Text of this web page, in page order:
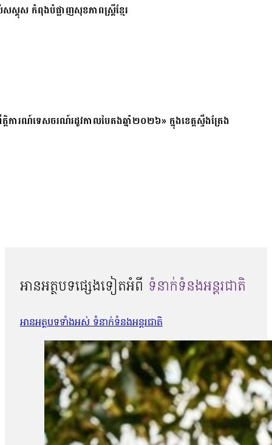
គុស កំពុងបំផ្លាញសុខភាពស្ត្រីខ្មែរ
ារណ៍ទេសចរណ៍រដូវកាលបៃតងឆ្នាំ២០២៦» ក្នុងខេត្តស្ទឹងត្រែង
អានអត្ថបទផ្សេងទៀតអំពី ទំនាក់ទំនងអន្តរជាតិ
អានអត្ថបទទាំងអស់ ទំនាក់ទំនងអន្តរជាតិ